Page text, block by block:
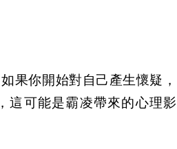
果你開始對自己產生懷疑，
這可能是霸凌帶來的心理影